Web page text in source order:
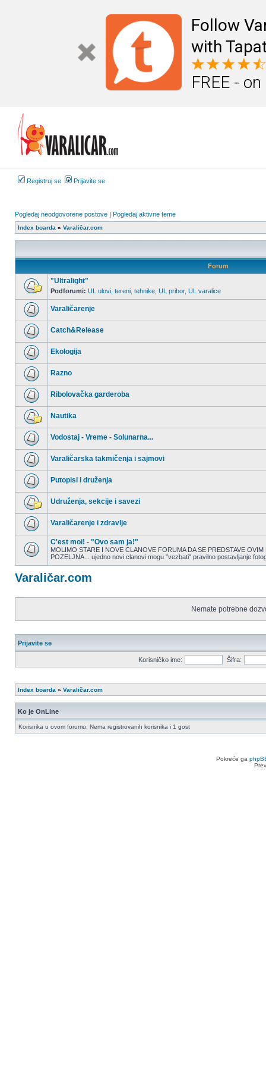
Follow
with
FREE -
Registruj se Prijavite se
Pogledaj neodgovorene postove | Pogledaj aktivne teme
Index boarda » Varaličar.com
Forum
postova
"Ultralight"
Podforumi: UL ulovi, tereni, tehnike UL pribor, UL varalice
Nema
nepročitanih
postova
Varaličarenje
Nema
nepročitanih
postova
Catch&Release
Nema
nepročitanih
postova
Ekologija
Nema
nepročitanih
postova
Razno
Nema
nepročitanih
postova
Ribolovačka garderoba
Nema
nepročitanih
postova
Nautika
Nema
nepročitanih
postova
Vodostaj - Vreme - Solunarna...
Nema
nepročitanih
postova
Varaličarska takmičenja i sajmovi
Nema
nepročitanih
postova
Putopisi i druženja
Nema
nepročitanih
postova
Udruženja, sekcije i savezi
Nema
nepročitanih
postova
Varaličarenje i zdravlje
Nema
nepročitanih
postova
C'est moi! - "Ovo sam ja!"
MOLIMO STARE I NOVE CLANOVE FORUMA DA SE PREDSTAVE
POZELJNA... ujedno novi clanovi mogu "vezbati" pravilno postavljanje
Varaličar.com
Nemate potrebne
Prijavite se
Korisničko ime: Šifra:
Index boarda » Varaličar.com
Ko je OnLine
Korisnika u ovom forumu: Nema registrovanih korisnika i 1 gost
Pokreće ga